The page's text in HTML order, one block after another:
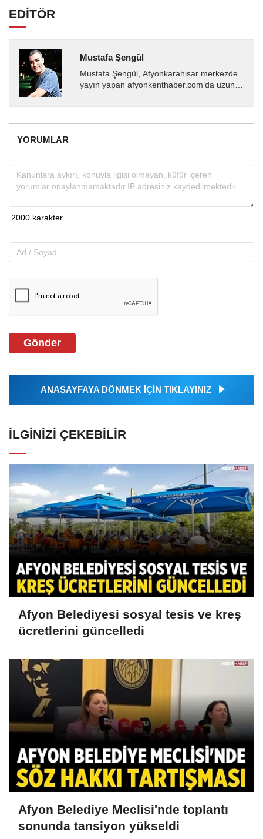
EDİTÖR
Mustafa Şengül
Mustafa Şengül, Afyonkarahisar merkezde
yayın yapan afyonkenthaber.com’da uzun
almakta, haber akışı...
YORUMLAR
Gönder
ANASAYFAYA DÖNMEK İÇİN TIKLAYINIZ
İLGINIZI ÇEKEBILIR
Afyon Belediyesi sosyal tesis ve kreş
ücretlerini güncelledi
Afyon Belediye Meclisi'nde toplantı
sonunda tansiyon yükseldi